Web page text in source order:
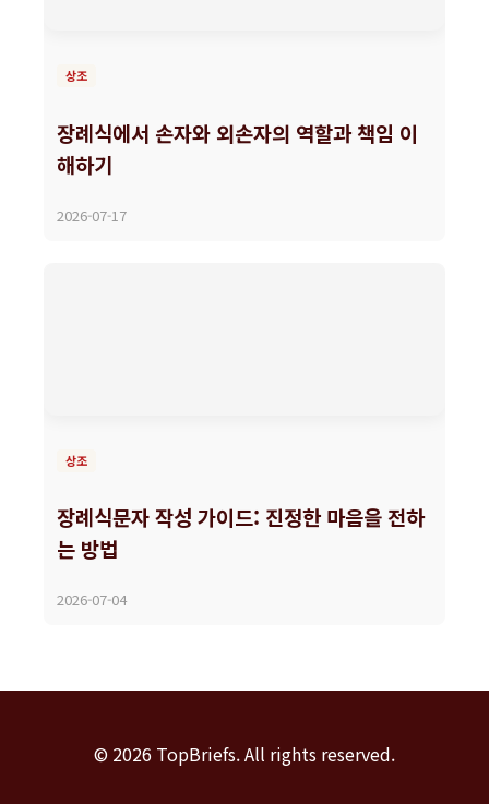
상조
장례식에서 손자와 외손자의 역할과 책임 이
해하기
2026-07-17
상조
장례식문자 작성 가이드: 진정한 마음을 전하
는 방법
2026-07-04
© 2026 TopBriefs. All rights reserved.